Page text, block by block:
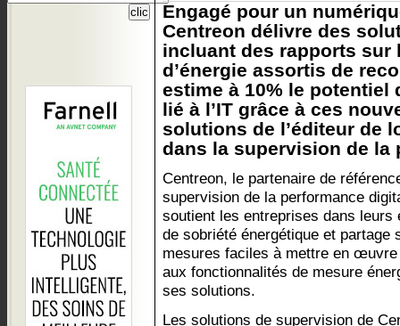
Engagé pour un
Centreon délivre des
incluant des rapports sur
d’énergie assortis de
estime à 10% le potentiel
lié à l’IT grâce à ces
solutions de l’éditeur de
dans la supervision de la
Centreon, le partenaire de
supervision de la performance
soutient les entreprises dans leurs
de sobriété énergétique et partage
mesures faciles à mettre en
aux fonctionnalités de mesure
ses solutions.
Les solutions de supervision de